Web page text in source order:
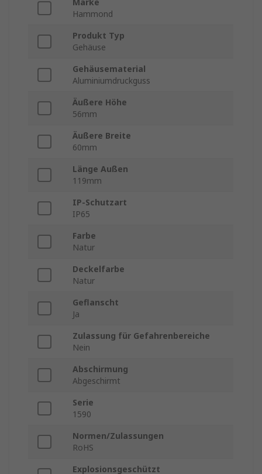
Marke
Hammond
Produkt Typ
Gehäuse
Gehäusematerial
Aluminiumdruckguss
Äußere Höhe
56mm
Äußere Breite
60mm
Länge Außen
119mm
IP-Schutzart
IP65
Farbe
Natur
Deckelfarbe
Natur
Geflanscht
Ja
Zulassung für Gefahrenbereiche
Nein
Abschirmung
Abgeschirmt
Serie
1590
Normen/Zulassungen
RoHS
Explosionsgeschützt